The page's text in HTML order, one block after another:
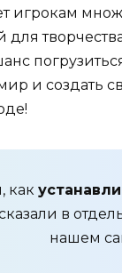
игрокам
для
и создать
как
в
нашем